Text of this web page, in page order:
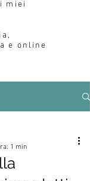
miei
e online
1 min